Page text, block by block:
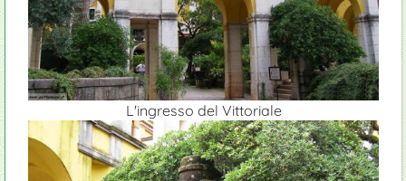
L'ingresso del Vittoriale